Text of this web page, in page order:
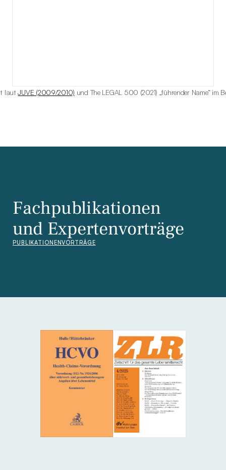
laut JUVE (2009/2010) und The LEGAL 500 (2021) „führender Name“ im
Fachpublikationen
und Expertenvorträge
PUBLIKATIONENVORTRÄGE